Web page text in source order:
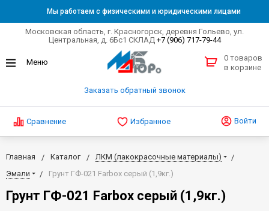
Мы работаем с физическими и юридическими лицами
Московская область, г. Красногорск, деревня Гольево, ул.
Центральная, д. 6Бс1 СКЛАД +7 (906) 717-79-44
Заказать обратный звонок
0 товаров
в корзине
Сравнение Избранное Войти
Главная Каталог
ЛКМ (лакокрасочные материалы)
Эмали
Грунт ГФ-021 Farbox серый (1,9кг.)
Грунт ГФ-021 Farbox серый (1,9кг.)